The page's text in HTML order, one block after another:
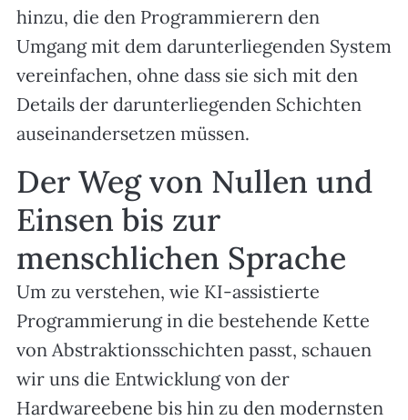
hinzu, die den Programmierern den
Umgang mit dem darunterliegenden System
vereinfachen, ohne dass sie sich mit den
Details der darunterliegenden Schichten
auseinandersetzen müssen.
Der Weg von Nullen und
Einsen bis zur
menschlichen Sprache
Um zu verstehen, wie KI-assistierte
Programmierung in die bestehende Kette
von Abstraktionsschichten passt, schauen
wir uns die Entwicklung von der
Hardwareebene bis hin zu den modernsten